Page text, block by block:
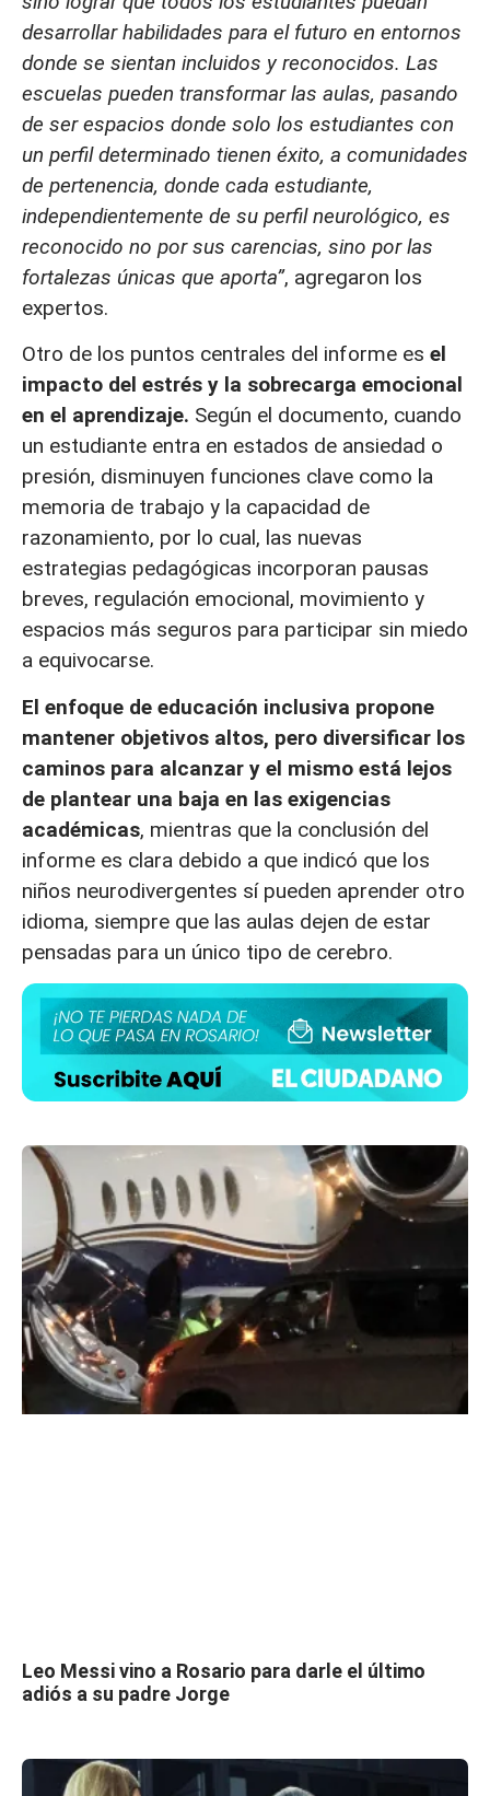
desarrollar habilidades para el futuro en entornos
donde se sientan incluidos y reconocidos. Las
escuelas pueden transformar las aulas, pasando
de ser espacios donde solo los estudiantes con
un perfil determinado tienen éxito, a comunidades
de pertenencia, donde cada estudiante,
independientemente de su perfil neurológico, es
reconocido no por sus carencias, sino por las
fortalezas únicas que aporta”, agregaron los
expertos.
Otro de los puntos centrales del informe es el
impacto del estrés y la sobrecarga emocional
en el aprendizaje. Según el documento, cuando
un estudiante entra en estados de ansiedad o
presión, disminuyen funciones clave como la
memoria de trabajo y la capacidad de
razonamiento, por lo cual, las nuevas
estrategias pedagógicas incorporan pausas
breves, regulación emocional, movimiento y
espacios más seguros para participar sin miedo
a equivocarse.
El enfoque de educación inclusiva propone
mantener objetivos altos, pero diversificar los
caminos para alcanzar y el mismo está lejos
de plantear una baja en las exigencias
académicas, mientras que la conclusión del
informe es clara debido a que indicó que los
niños neurodivergentes sí pueden aprender otro
idioma, siempre que las aulas dejen de estar
pensadas para un único tipo de cerebro.
Leo Messi vino a Rosario para darle el último
adiós a su padre Jorge